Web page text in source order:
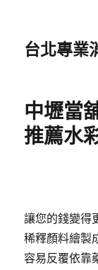
台北專業
中壢當
推薦水
讓您的錢變得
稀釋顏料繪製
容易反覆依靠